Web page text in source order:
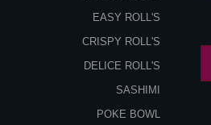
EASY ROLL'S
CRISPY ROLL'S
DELICE ROLL'S
SASHIMI
POKE BOWL